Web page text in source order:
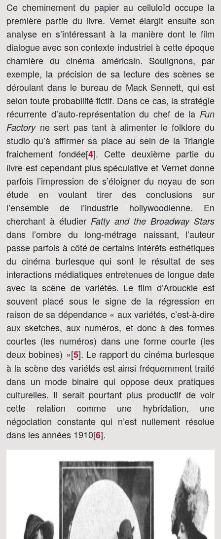
Ce cheminement du papier au celluloïd occupe la
première partie du livre. Vernet élargit ensuite son
analyse en s’intéressant à la manière dont le film
dialogue avec son contexte industriel à cette époque
charnière du cinéma américain. Soulignons, par
exemple, la précision de sa lecture des scènes se
déroulant dans le bureau de Mack Sennett, qui est
selon toute probabilité fictif. Dans ce cas, la stratégie
récurrente d’auto-représentation du chef de la Fun
Factoryne sert pas tant à alimenter le folklore du
studio qu’à affirmer sa place au sein de la Triangle
fraichement fondée[4]. Cette deuxième partie du
livre est cependant plus spéculative et Vernet donne
parfois l’impression de s’éloigner du noyau de son
étude en voulant tirer des conclusions sur
l’ensemble de l’industrie hollywoodienne. En
cherchant à étudier Fatty and the Broadway Stars
dans l’ombre du long-métrage naissant, l’auteur
passe parfois à côté de certains intérêts esthétiques
du cinéma burlesque qui sont le résultat de ses
interactions médiatiques entretenues de longue date
avec la scène de variétés. Le film d’Arbuckle est
souvent placé sous le signe de la régression en
raison de sa dépendance « aux variétés, c’est-à-dire
aux sketches, aux numéros, et donc à des formes
courtes (les numéros) dans une forme courte (les
deux bobines) »[5]. Le rapport du cinéma burlesque
à la scène des variétés est ainsi fréquemment traité
dans un mode binaire qui oppose deux pratiques
culturelles. Il serait pourtant plus productif de voir
cette relation comme une hybridation, une
négociation constante qui n’est nullement résolue
dans les années 1910[6].